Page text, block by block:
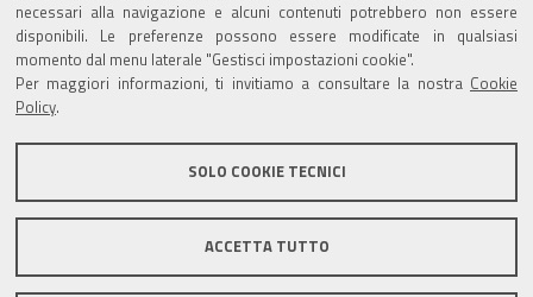
necessari alla navigazione e alcuni contenuti potrebbero non essere
disponibili. Le preferenze possono essere modificate in qualsiasi
momento dal menu laterale "Gestisci impostazioni cookie".
Per maggiori informazioni, ti invitiamo a consultare la nostra Cookie
Policy
SOLO COOKIE TECNICI
ACCETTA TUTTO
TRASPARENZA
Amministrazione trasparente
Statistiche Web del sito (fonte Web Analytics Italia)
Contatti
Dichiarazione di accessibilità
Area riservata